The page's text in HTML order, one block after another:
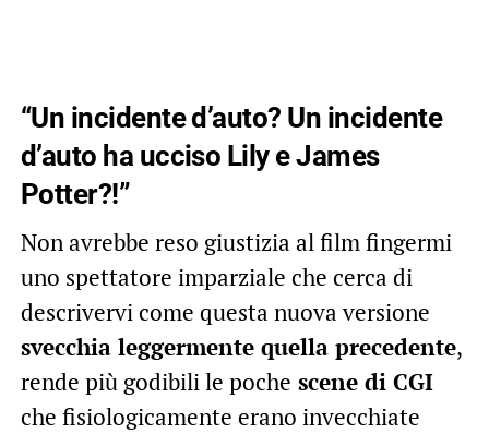
“Un incidente d’auto? Un incidente
d’auto ha ucciso Lily e James
Potter?!”
Non avrebbe reso giustizia al film fingermi
uno spettatore imparziale che cerca di
descrivervi come questa nuova versione
svecchia leggermente quella precedente,
rende più godibili le poche scene di CGI
che fisiologicamente erano invecchiate